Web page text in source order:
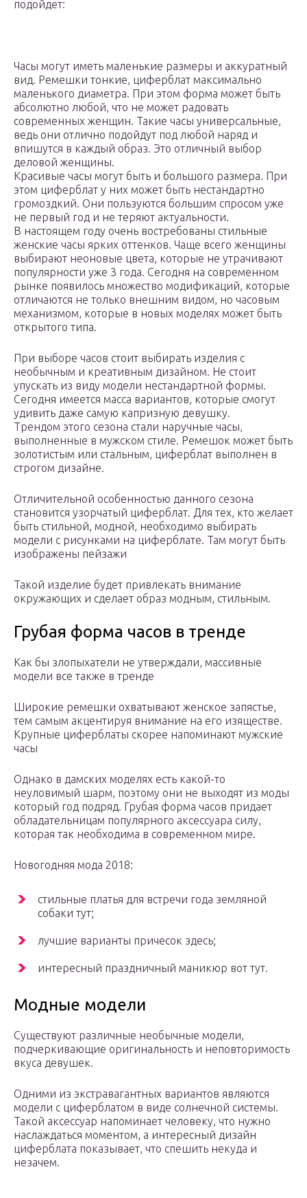
подойдет:
Часы могут иметь маленькие размеры и аккуратный
вид. Ремешки тонкие, циферблат максимально
маленького диаметра. При этом форма может быть
абсолютно любой, что не может радовать
современных женщин. Такие часы универсальные,
ведь они отлично подойдут под любой наряд и
впишутся в каждый образ. Это отличный выбор
деловой женщины.
Красивые часы могут быть и большого размера. При
этом циферблат у них может быть нестандартно
громоздкий. Они пользуются большим спросом уже
не первый год и не теряют актуальности.
В настоящем году очень востребованы стильные
женские часы ярких оттенков. Чаще всего женщины
выбирают неоновые цвета, которые не утрачивают
популярности уже 3 года. Сегодня на современном
рынке появилось множество модификаций, которые
отличаются не только внешним видом, но часовым
механизмом, которые в новых моделях может быть
открытого типа.
При выборе часов стоит выбирать изделия с
необычным и креативным дизайном. Не стоит
упускать из виду модели нестандартной формы.
Сегодня имеется масса вариантов, которые смогут
удивить даже самую капризную девушку.
Трендом этого сезона стали наручные часы,
выполненные в мужском стиле. Ремешок может быть
золотистым или стальным, циферблат выполнен в
строгом дизайне.
Отличительной особенностью данного сезона
становится узорчатый циферблат. Для тех, кто желает
быть стильной, модной, необходимо выбирать
модели с рисунками на циферблате. Там могут быть
изображены пейзажи
Такой изделие будет привлекать внимание
окружающих и сделает образ модным, стильным.
Грубая форма часов в тренде
Как бы злопыхатели не утверждали, массивные
модели все также в тренде
Широкие ремешки охватывают женское запястье,
тем самым акцентируя внимание на его изяществе.
Крупные циферблаты скорее напоминают мужские
часы
Однако в дамских моделях есть какой-то
неуловимый шарм, поэтому они не выходят из моды
который год подряд. Грубая форма часов придает
обладательницам популярного аксессуара силу,
которая так необходима в современном мире.
Новогодняя мода 2018:
стильные платья для встречи года земляной
собаки тут;
лучшие варианты причесок здесь;
интересный праздничный маникюр вот тут.
Модные модели
Существуют различные необычные модели,
подчеркивающие оригинальность и неповторимость
вкуса девушек.
Одними из экстравагантных вариантов являются
модели с циферблатом в виде солнечной системы.
Такой аксессуар напоминает человеку, что нужно
наслаждаться моментом, а интересный дизайн
циферблата показывает, что спешить некуда и
незачем.